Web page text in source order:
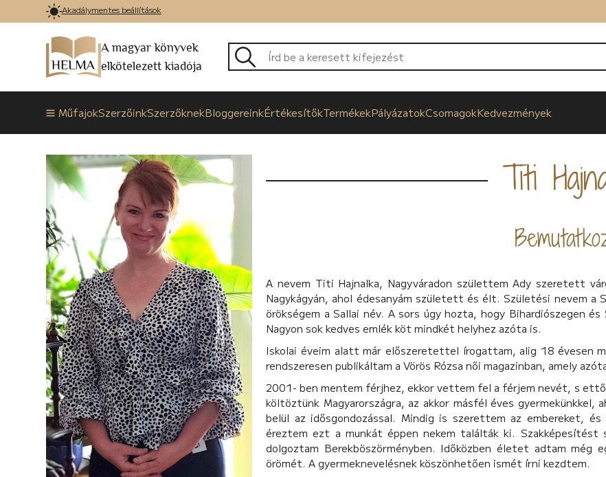
Akadálymentes beállítások
A magyar könyvek
elkötelezett kiadója
MűfajokSzerzőinkSzerzőknekBloggereinkÉrtékesítőkTermékekPályázatokCsomagokKedvezmények
Titi
A nevem Titi Hajnalka, Nagyváradon születtem Ady szeretett
Nagykágyán, ahol édesanyám született és élt. Születési nevem a
örökségem a Sallai név. A sors úgy hozta, hogy Bihardiószegen
Nagyon sok kedves emlék köt mindkét helyhez azóta is.
Iskolai éveim alatt már előszeretettel írogattam, alig 18 évesen
rendszeresen publikáltam a Vörös Rózsa női magazinban, amely
2001- ben mentem férjhez, ekkor vettem fel a férjem nevét, s
költöztünk Magyarországra, az akkor másfél éves gyermekünkkel,
belül az idősgondozással. Mindig is szerettem az embereket,
éreztem ezt a munkát éppen nekem találták ki. Szakképesítést
dolgoztam Berekböszörményben. Időközben életet adtam még
örömét. A gyermeknevelésnek köszönhetően ismét írni kezdtem.